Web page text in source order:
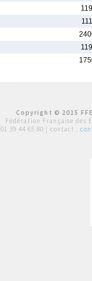
Copyright © 2015
Fédération Française des
01 39 44 65 80 | contact :